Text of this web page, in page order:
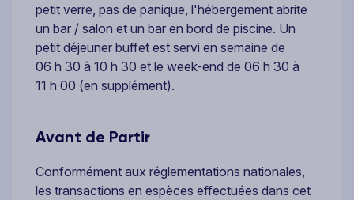
petit verre, pas de panique, l'hébergement abrite
un bar / salon et un bar en bord de piscine. Un
petit déjeuner buffet est servi en semaine de
06 h 30 à 10 h 30 et le week-end de 06 h 30 à
11 h 00 (en supplément).
Avant de Partir
Conformément aux réglementations nationales,
les transactions en espèces effectuées dans cet